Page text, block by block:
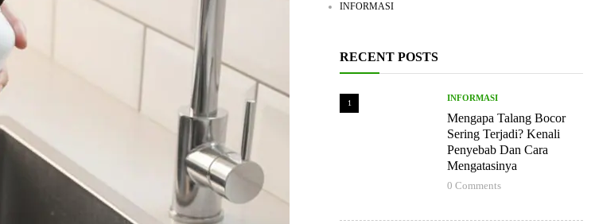
INFORMASI
RECENT POSTS
1
INFORMASI
Mengapa Talang Bocor
Sering Terjadi? Kenali
Penyebab Dan Cara
Mengatasinya
0 Comments